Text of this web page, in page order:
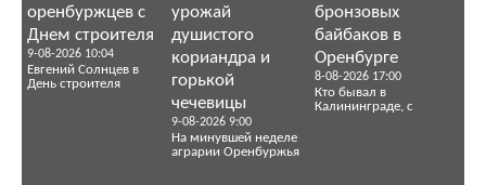
оренбуржцев с
Днем строителя
9-08-2026 10:04
Евгений Солнцев в
День строителя
урожай
душистого
кориандра и
горькой
чечевицы
9-08-2026 9:00
На минувшей неделе
аграрии Оренбуржья
бронзовых
байбаков в
Оренбурге
8-08-2026 17:00
Кто бывал в
Калининграде, с